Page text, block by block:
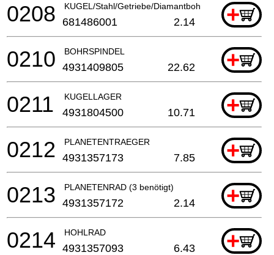
KUGEL/Stahl/Getriebe/Diamantbohrmaschine
+
0208 681486001 2.14
BOHRSPINDEL +
0210 4931409805 22.62
KUGELLAGER +
0211 4931804500 10.71
PLANETENTRAEGER +
0212 4931357173 7.85
PLANETENRAD (3 benötigt) +
0213 4931357172 2.14
HOHLRAD +
0214 4931357093 6.43